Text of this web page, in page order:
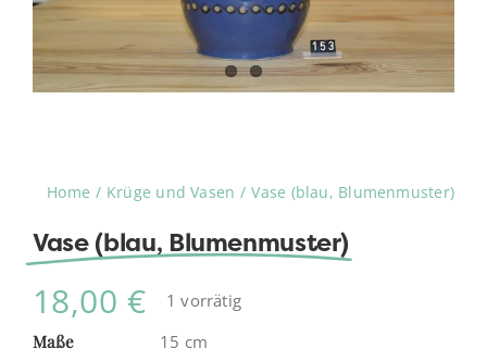
Home Krüge und Vasen Vase (blau, Blumenmuster)
Vase (blau, Blumenmuster)
18,00 €
1 vorrätig
Maße
15 cm